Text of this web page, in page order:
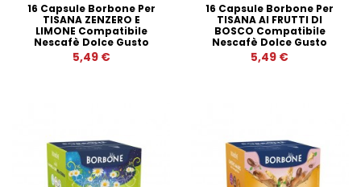
16 Capsule Borbone Per
TISANA ZENZERO E
LIMONE Compatibile
Nescafè Dolce Gusto
5,49 €
16 Capsule Borbone Per
TISANA AI FRUTTI DI
BOSCO Compatibile
Nescafè Dolce Gusto
5,49 €